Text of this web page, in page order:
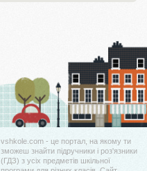
vshkole.com - це портал, на якому ти
зможеш знайти підручники і роз'язники
(ГДЗ) з усіх предметів шкільної